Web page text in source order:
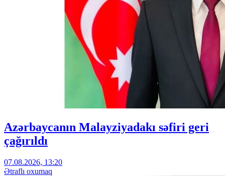
Azərbaycanın Malayziyadakı səfiri geri
çağırıldı
07.08.2026, 13:20
Ətraflı oxumaq